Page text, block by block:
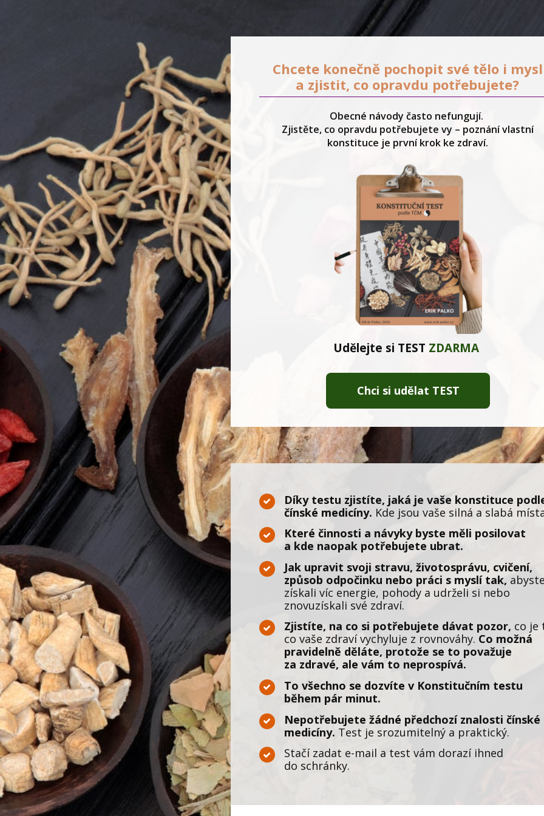
Chcete konečně pochopit své tělo i mysl
a zjistit, co opravdu potřebujete?
Obecné návody často nefungují.
Zjistěte, co opravdu potřebujete vy – poznání vlastní
konstituce je první krok ke zdraví.
Udělejte si TEST ZDARMA
Chci si udělat TEST
Díky testu zjistíte, jaká je vaše konstituce
čínské medicíny. Kde jsou vaše silná a slabá
Které činnosti a návyky byste měli posilovat
a kde naopak potřebujete ubrat.
Jak upravit svoji stravu, životosprávu, cvičení,
způsob odpočinku nebo práci s myslí tak,
získali víc energie, pohody a udrželi si nebo
znovuzískali své zdraví.
Zjistíte, na co si potřebujete dávat pozor, co je
co vaše zdraví vychyluje z rovnováhy. Co možná
pravidelně děláte, protože se to považuje
za zdravé, ale vám to neprospívá.
To všechno se dozvíte v Konstitučním testu
během pár minut.
Nepotřebujete žádné předchozí znalosti čínské
medicíny. Test je srozumitelný a praktický.
Stačí zadat e-mail a test vám dorazí ihned
do schránky.